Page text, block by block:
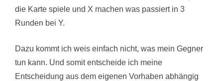
die Karte spiele und X machen was passiert in 3
Runden bei Y.
Dazu kommt ich weis einfach nicht, was mein Gegner
tun kann. Und somit entscheide ich meine
Entscheidung aus dem eigenen Vorhaben abhängig